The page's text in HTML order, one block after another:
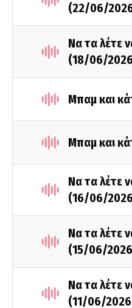
(22/06/
Να τα λέτε
(18/06/
Μπαμ και
Μπαμ και
Να τα λέτε
(16/06/
Να τα λέτε
(15/06/
Να τα λέτε
(11/06/